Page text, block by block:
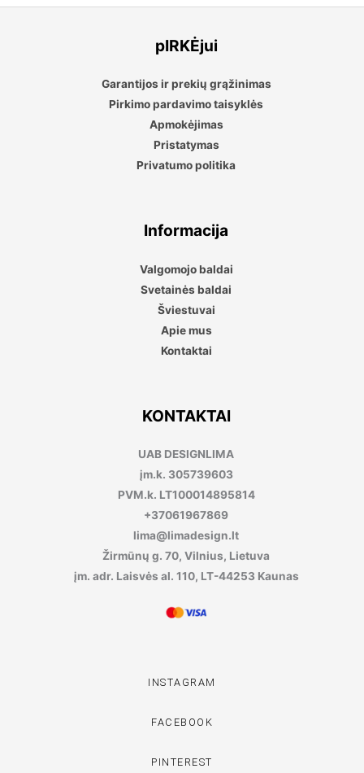
pIRKĖjui
Garantijos ir prekių grąžinimas
Pirkimo pardavimo taisyklės
Apmokėjimas
Pristatymas
Privatumo politika
Informacija
Valgomojo baldai
Svetainės baldai
Šviestuvai
Apie mus
Kontaktai
KONTAKTAI
UAB DESIGNLIMA
įm.k. 305739603
PVM.k. LT100014895814
+37061967869
lima@limadesign.lt
Žirmūnų g. 70, Vilnius, Lietuva
įm. adr. Laisvės al. 110, LT-44253 Kaunas
INSTAGRAM
FACEBOOK
PINTEREST